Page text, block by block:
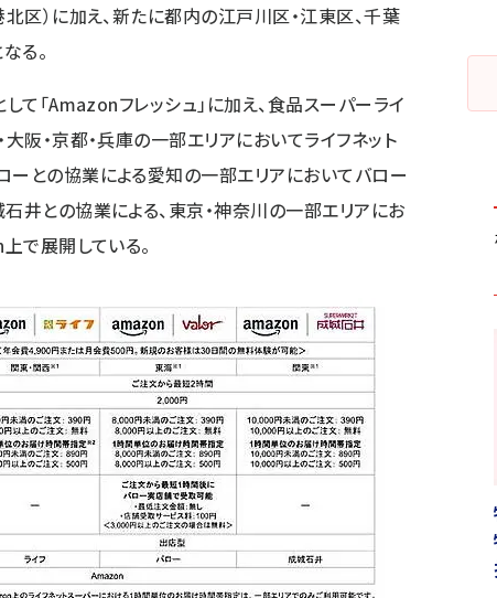
北区）に加え、新たに都内の江戸川区・江東区、千葉
る。
「Amazonフレッシュ」に加え、食品スーパーライ
大阪・京都・兵庫の一部エリアにおいてライフネット
ーとの協業による愛知の一部エリアにおいてバロー
井との協業による、東京・神奈川の一部エリアにお
で展開している。